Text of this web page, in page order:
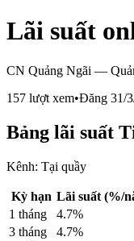
Lãi suất
CN Quảng Ngãi —
157 lượt xem•Đăng 31/
Bảng lãi suất
Kênh: Tại quầy
Kỳ hạn Lãi suất (%/
1 tháng 4.7%
3 tháng 4.7%